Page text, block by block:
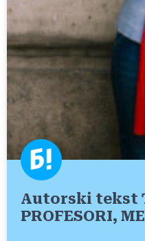
Autorski tekst
PROFESORI,